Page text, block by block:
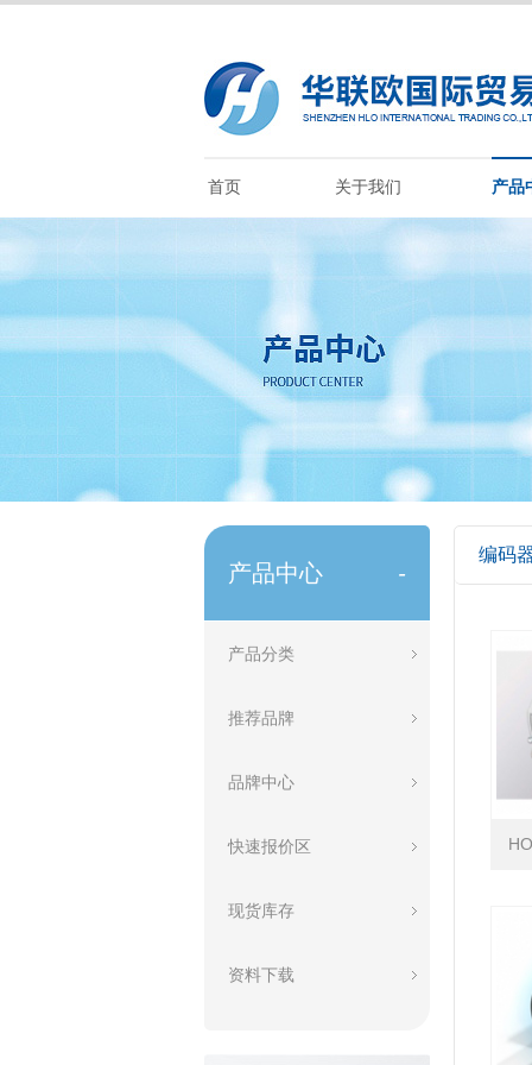
首页 关于我们 产品
产品中心 -
产品分类
推荐品牌
品牌中心
快速报价区
现货库存
资料下载
编码